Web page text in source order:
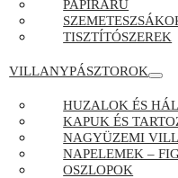
PAPÍRÁRÚ
TISZTÍTÓSZEREK
VILLANYPÁSZTOROK
HUZALOK ÉS
KAPUK ÉS
NAGYÜZEMI
NAPELEMEK –
OSZLOPOK